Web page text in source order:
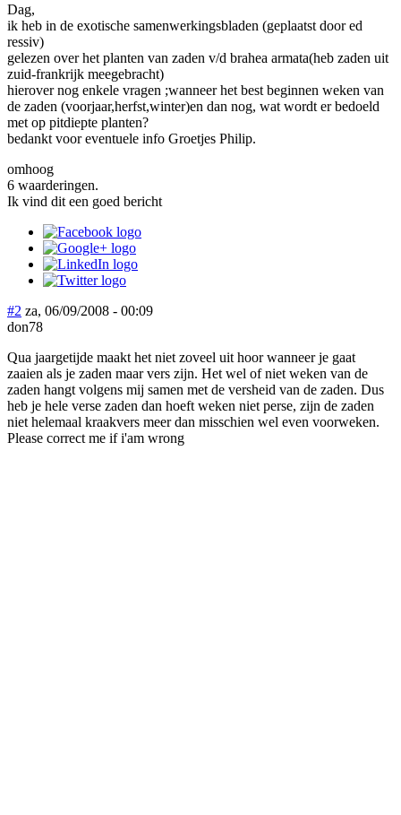
Dag,
ik heb in de exotische samenwerkingsbladen (geplaatst door ed
ressiv)
gelezen over het planten van zaden v/d brahea armata(heb zaden uit
zuid-frankrijk meegebracht)
hierover nog enkele vragen ;wanneer het best beginnen weken van
de zaden (voorjaar,herfst,winter)en dan nog, wat wordt er bedoeld
met op pitdiepte planten?
bedankt voor eventuele info Groetjes Philip.
omhoog
6 waarderingen.
Ik vind dit een goed bericht
#2 za, 06/09/2008 - 00:09
don78
Qua jaargetijde maakt het niet zoveel uit hoor wanneer je gaat
zaaien als je zaden maar vers zijn. Het wel of niet weken van de
zaden hangt volgens mij samen met de versheid van de zaden. Dus
heb je hele verse zaden dan hoeft weken niet perse, zijn de zaden
niet helemaal kraakvers meer dan misschien wel even voorweken.
Please correct me if i'am wrong